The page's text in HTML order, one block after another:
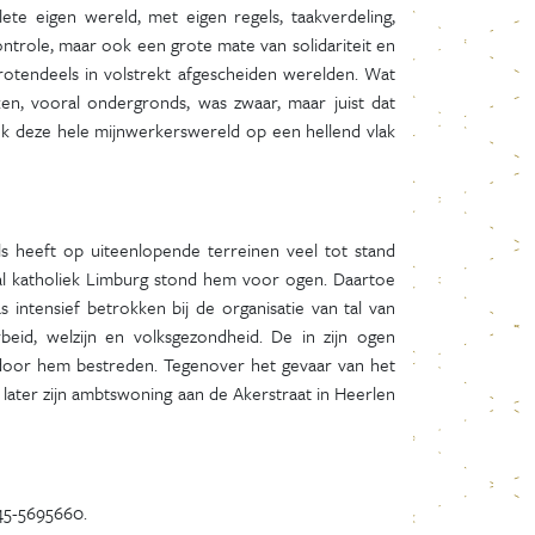
eigen wereld, met eigen regels, taakverdeling,
maar ook een grote mate van solidariteit en
in volstrekt afgescheiden werelden. Wat
vooral ondergronds, was zwaar, maar juist dat
hele mijnwerkerswereld op een hellend vlak
heeft op uiteenlopende terreinen veel tot stand
Limburg stond hem voor ogen. Daartoe
intensief betrokken bij de organisatie van tal van
welzijn en volksgezondheid. De in zijn ogen
hem bestreden. Tegenover het gevaar van het
zijn ambtswoning aan de Akerstraat in Heerlen
5695660.